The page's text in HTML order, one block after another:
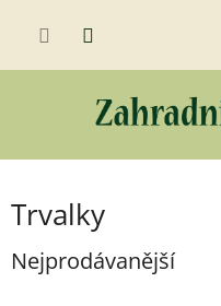
Trvalky
Nejprodávanější